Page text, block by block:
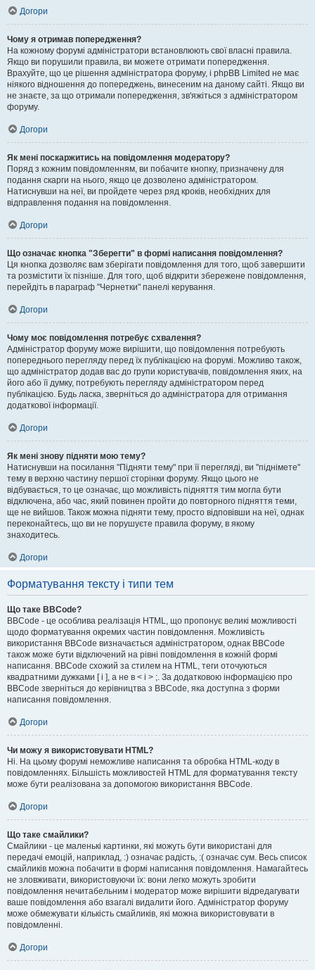
Догори
Чому я отримав попередження?
На кожному форумі адміністратори встановлюють свої власні правила.
Якщо ви порушили правила, ви можете отримати попередження.
Врахуйте, що це рішення адміністратора форуму, і phpBB Limited не має
ніякого відношення до попереджень, винесеним на даному сайті. Якщо ви
не знаєте, за що отримали попередження, зв'яжіться з адміністратором
форуму.
Догори
Як мені поскаржитись на повідомлення модератору?
Поряд з кожним повідомленням, ви побачите кнопку, призначену для
подання скарги на нього, якщо це дозволено адміністратором.
Натиснувши на неї, ви пройдете через ряд кроків, необхідних для
відправлення подання на повідомлення.
Догори
Що означає кнопка "Зберегти" в формі написання повідомлення?
Ця кнопка дозволяє вам зберігати повідомлення для того, щоб завершити
та розмістити їх пізніше. Для того, щоб відкрити збережене повідомлення,
перейдіть в параграф "Чернетки" панелі керування.
Догори
Чому моє повідомлення потребує схвалення?
Адміністратор форуму може вирішити, що повідомлення потребують
попереднього перегляду перед їх публікацією на форумі. Можливо також,
що адміністратор додав вас до групи користувачів, повідомлення яких, на
його або її думку, потребують перегляду адміністратором перед
публікацією. Будь ласка, зверніться до адміністратора для отримання
додаткової інформації.
Догори
Як мені знову підняти мою тему?
Натиснувши на посилання "Підняти тему" при її перегляді, ви "піднімете"
тему в верхню частину першої сторінки форуму. Якщо цього не
відбувається, то це означає, що можливість підняття тим могла бути
відключена, або час, який повинен пройти до повторного підняття теми,
ще не вийшов. Також можна підняти тему, просто відповівши на неї, однак
переконайтесь, що ви не порушуєте правила форуму, в якому
знаходитесь.
Догори
Форматування тексту і типи тем
Що таке BBCode?
BBCode - це особлива реалізація HTML, що пропонує великі можливості
щодо форматування окремих частин повідомлення. Можливість
використання BBCode визначається адміністратором, однак BBCode
також може бути відключений на рівні повідомлення в кожній формі
написання. BBCode схожий за стилем на HTML, теги оточуються
квадратними дужками [ і ], а не в < і > ;. За додатковою інформацією про
BBCode зверніться до керівництва з BBCode, яка доступна з форми
написання повідомлення.
Догори
Чи можу я використовувати HTML?
Ні. На цьому форумі неможливе написання та обробка HTML-коду в
повідомленнях. Більшість можливостей HTML для форматування тексту
може бути реалізована за допомогою використання BBCode.
Догори
Що таке смайлики?
Смайлики - це маленькі картинки, які можуть бути використані для
передачі емоцій, наприклад, :) означає радість, :( означає сум. Весь список
смайликів можна побачити в формі написання повідомлення. Намагайтесь
не зловживати, використовуючи їх: вони легко можуть зробити
повідомлення нечитабельним і модератор може вирішити відредагувати
ваше повідомлення або взагалі видалити його. Адміністратор форуму
може обмежувати кількість смайликів, які можна використовувати в
повідомленні.
Догори